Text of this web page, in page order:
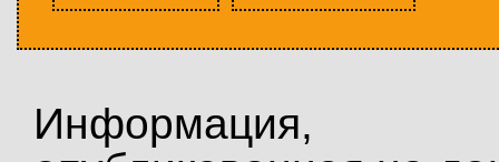
Информация,